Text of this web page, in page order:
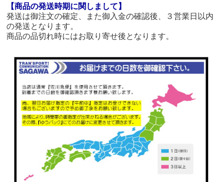
【商品の発送時期に関しまして】
発送は御注文の確定、また御入金の確認後、３営業日以内
の発送となります。
商品の品切れ時にはお取り寄せ後となります。